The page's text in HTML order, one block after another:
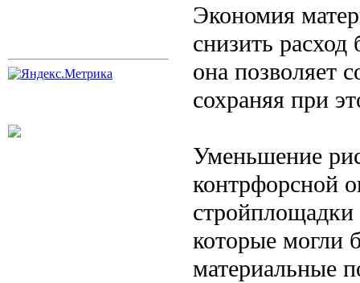
Экономия
снизить
она позволяет
сохраняя при
Уменьшение
контрфорсной
которые могли
материальные